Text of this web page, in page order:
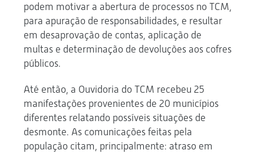
podem motivar a abertura de processos no TCM,
para apuração de responsabilidades, e resultar
em desaprovação de contas, aplicação de
multas e determinação de devoluções aos cofres
públicos.
Até então, a Ouvidoria do TCM recebeu 25
manifestações provenientes de 20 municípios
diferentes relatando possíveis situações de
desmonte. As comunicações feitas pela
população citam, principalmente: atraso em